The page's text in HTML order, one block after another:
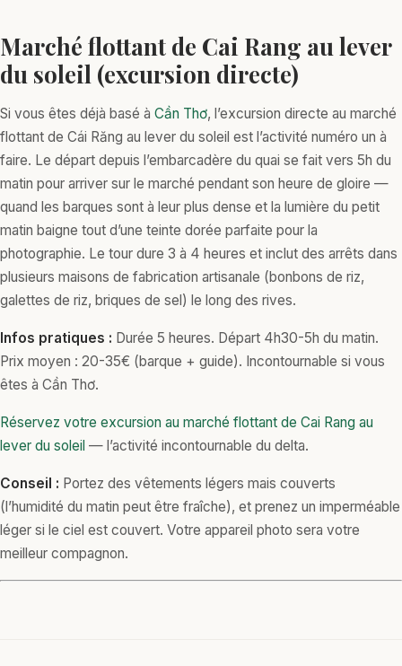
Marché flottant de Cai Rang au lever
du soleil (excursion directe)
Si vous êtes déjà basé à Cần Thơ, l’excursion directe au marché
flottant de Cái Răng au lever du soleil est l’activité numéro un à
faire. Le départ depuis l’embarcadère du quai se fait vers 5h du
matin pour arriver sur le marché pendant son heure de gloire —
quand les barques sont à leur plus dense et la lumière du petit
matin baigne tout d’une teinte dorée parfaite pour la
photographie. Le tour dure 3 à 4 heures et inclut des arrêts dans
plusieurs maisons de fabrication artisanale (bonbons de riz,
galettes de riz, briques de sel) le long des rives.
Infos pratiques : Durée 5 heures. Départ 4h30-5h du matin.
Prix moyen : 20-35€ (barque + guide). Incontournable si vous
êtes à Cần Thơ.
Réservez votre excursion au marché flottant de Cai Rang au
lever du soleil — l’activité incontournable du delta.
Conseil : Portez des vêtements légers mais couverts
(l’humidité du matin peut être fraîche), et prenez un imperméable
léger si le ciel est couvert. Votre appareil photo sera votre
meilleur compagnon.